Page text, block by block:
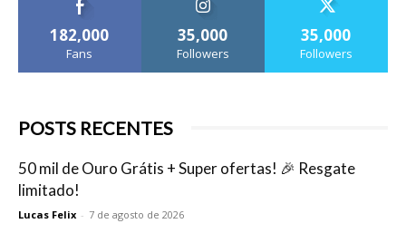
182,000
Fans
35,000
Followers
35,000
Followers
POSTS RECENTES
50 mil de Ouro Grátis + Super ofertas! 🎉 Resgate
limitado!
Lucas Felix - 7 de agosto de 2026